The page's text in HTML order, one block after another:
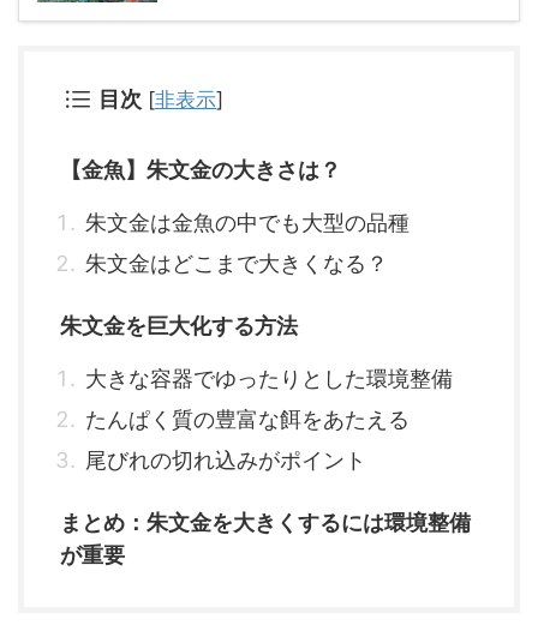
目次 [非表示]
【金魚】朱文金の大きさは？
朱文金は金魚の中でも大型の品種
朱文金はどこまで大きくなる？
朱文金を巨大化する方法
大きな容器でゆったりとした環境整備
たんぱく質の豊富な餌をあたえる
尾びれの切れ込みがポイント
まとめ：朱文金を大きくするには環境整備
が重要